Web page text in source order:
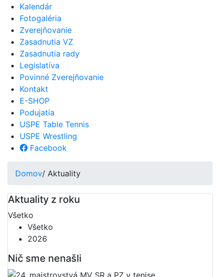
Kalendár
Fotogaléria
Zverejňovanie
Zasadnutia VZ
Zasadnutia rady
Legislatíva
Povinné Zverejňovanie
Kontakt
E-SHOP
Podujatia
USPE Table Tennis
USPE Wrestling
Facebook
Domov/ Aktuality
Aktuality z roku
Všetko
Všetko
2026
Nič sme nenašli